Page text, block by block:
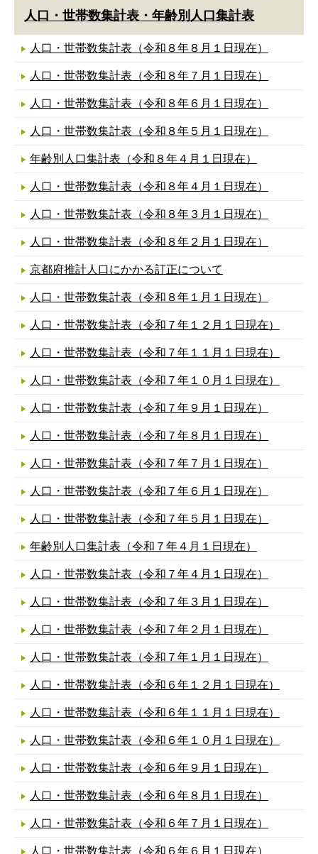
人口・世帯数集計表・年齢別人口集計表
人口・世帯数集計表（令和８年８月１日現在）
人口・世帯数集計表（令和８年７月１日現在）
人口・世帯数集計表（令和８年６月１日現在）
人口・世帯数集計表（令和８年５月１日現在）
年齢別人口集計表（令和８年４月１日現在）
人口・世帯数集計表（令和８年４月１日現在）
人口・世帯数集計表（令和８年３月１日現在）
人口・世帯数集計表（令和８年２月１日現在）
京都府推計人口にかかる訂正について
人口・世帯数集計表（令和８年１月１日現在）
人口・世帯数集計表（令和７年１２月１日現在）
人口・世帯数集計表（令和７年１１月１日現在）
人口・世帯数集計表（令和７年１０月１日現在）
人口・世帯数集計表（令和７年９月１日現在）
人口・世帯数集計表（令和７年８月１日現在）
人口・世帯数集計表（令和７年７月１日現在）
人口・世帯数集計表（令和７年６月１日現在）
人口・世帯数集計表（令和７年５月１日現在）
年齢別人口集計表（令和７年４月１日現在）
人口・世帯数集計表（令和７年４月１日現在）
人口・世帯数集計表（令和７年３月１日現在）
人口・世帯数集計表（令和７年２月１日現在）
人口・世帯数集計表（令和７年１月１日現在）
人口・世帯数集計表（令和６年１２月１日現在）
人口・世帯数集計表（令和６年１１月１日現在）
人口・世帯数集計表（令和６年１０月１日現在）
人口・世帯数集計表（令和６年９月１日現在）
人口・世帯数集計表（令和６年８月１日現在）
人口・世帯数集計表（令和６年７月１日現在）
人口・世帯数集計表（令和６年６月１日現在）